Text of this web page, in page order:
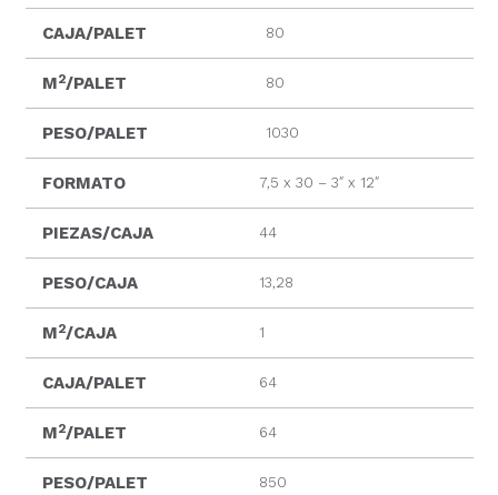
CAJA/PALET 80
M2/PALET 80
PESO/PALET 1030
FORMATO 7,5 x 30 – 3″ x 12″
PIEZAS/CAJA 44
PESO/CAJA 13,28
M2/CAJA 1
CAJA/PALET 64
M2/PALET 64
PESO/PALET 850